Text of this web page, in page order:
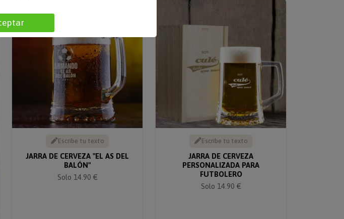
Escribe tu texto
JARRA DE CERVEZA "EL AS DEL
BALÓN"
Solo 14.90 €
Escribe tu texto
JARRA DE CERVEZA
PERSONALIZADA PARA
FUTBOLERO
Solo 14.90 €